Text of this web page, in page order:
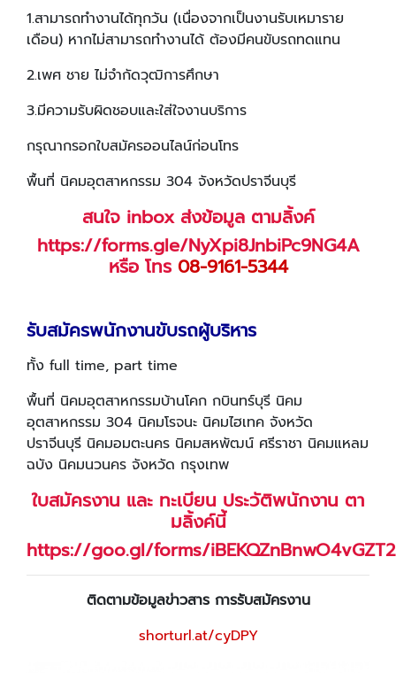
1.สามารถทำงานได้ทุกวัน (เนื่องจากเป็นงานรับเหมาราย
เดือน) หากไม่สามารถทำงานได้ ต้องมีคนขับรถทดแทน
2.เพศ ชาย ไม่จำกัดวุฒิการศึกษา
3.มีความรับผิดชอบและใส่ใจงานบริการ
กรุณากรอกใบสมัครออนไลน์ก่อนโทร
พื้นที่ นิคมอุตสาหกรรม 304 จังหวัดปราจีนบุรี
สนใจ inbox ส่งข้อมูล ตามลิ้งค์
https://forms.gle/NyXpi8JnbiPc9NG4A
หรือ โทร 08-9161-5344
รับสมัครพนักงานขับรถผู้บริหาร
ทั้ง full time, part time
พื้นที่ นิคมอุตสาหกรรมบ้านโคก กบินทร์บุรี นิคม
อุตสาหกรรม 304 นิคมโรจนะ นิคมไฮเทค จังหวัด
ปราจีนบุรี นิคมอมตะนคร นิคมสหพัฒน์ ศรีราชา นิคมแหลม
ฉบัง นิคมนวนคร จังหวัด กรุงเทพ
ใบสมัครงาน และ ทะเบียน ประวัติพนักงาน ตา
มลิ้งค์นี้
https://goo.gl/forms/iBEKQZnBnwO4vGZT2
ติดตามข้อมูลข่าวสาร การรับสมัครงาน
shorturl.at/cyDPY